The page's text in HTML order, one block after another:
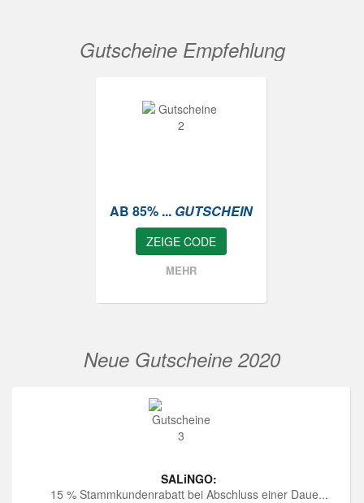
Gutscheine Empfehlung
AB 85% ... GUTSCHEIN
ZEIGE CODE
MEHR
Neue Gutscheine 2020
SALiNGO:
15 % Stammkundenrabatt bei Abschluss einer Daue...